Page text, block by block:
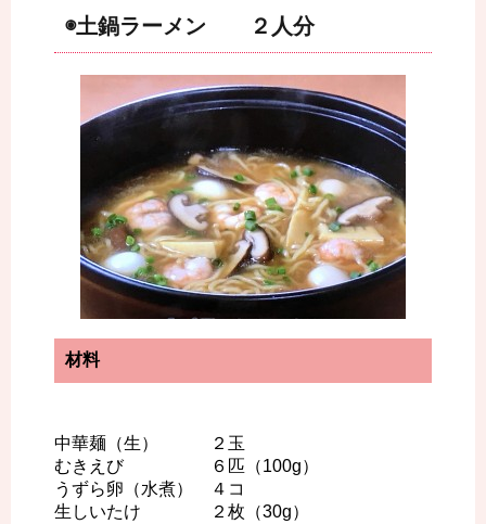
◉土鍋ラーメン ２人分
材料
中華麺（生） ２玉
むきえび ６匹（100g）
うずら卵（水煮） ４コ
生しいたけ ２枚（30g）